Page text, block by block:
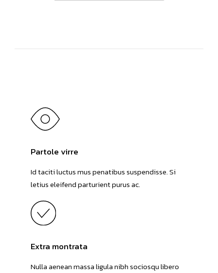
Partole virre
Id taciti luctus mus penatibus suspendisse. Si
letius eleifend parturient purus ac.
Extra montrata
Nulla aenean massa ligula nibh sociosqu libero